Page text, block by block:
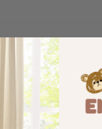
Armario abierto UP
207,20 €